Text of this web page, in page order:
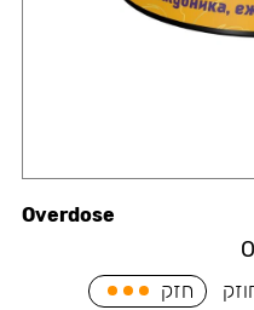
Overdose
חזק